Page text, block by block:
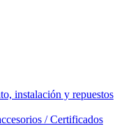
instalación y repuestos
/ Certificados